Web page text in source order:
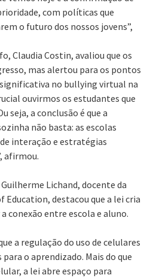
com políticas que
o futuro dos nossos jovens”,
Claudia Costin, avaliou que os
mas alertou para os pontos
no bullying virtual na
ouvirmos os estudantes que
seja, a conclusão é que a
não basta: as escolas
interação e estratégias
afirmou.
Lichand, docente da
Education, destacou que a lei cria
conexão entre escola e aluno.
a regulação do uso de celulares
o aprendizado. Mais do que
a lei abre espaço para